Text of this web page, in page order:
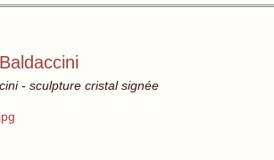
- sculpture cristal signée